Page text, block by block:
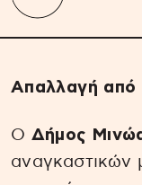
Απαλλαγή από
O Δήμος
αναγκαστικών